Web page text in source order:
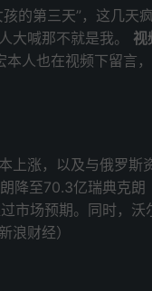
的第三天”，这几天
大喊那不就是我。 视
本人也在视频下留言
上涨，以及与俄罗斯
降至70.3亿瑞典克朗
市场预期。同时，
浪财经）